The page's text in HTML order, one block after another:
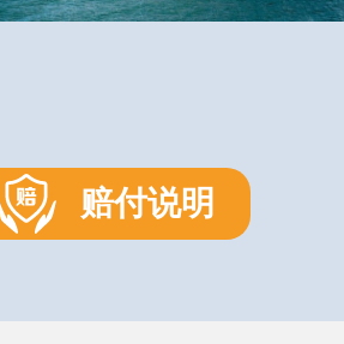
赔付说明